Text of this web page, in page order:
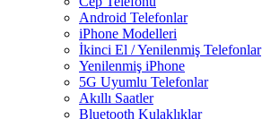
Android Telefonlar
iPhone Modelleri
İkinci El / Yenilenmiş Telefonlar
Yenilenmiş iPhone
5G Uyumlu Telefonlar
Akıllı Saatler
Bluetooth Kulaklıklar